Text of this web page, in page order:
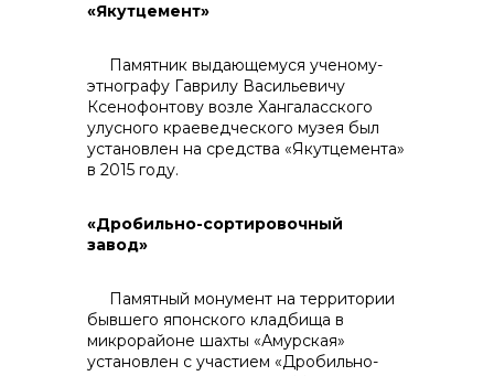
+7 (423) 234 50 50
info@vostokcement.ru
«Якутцемент»
Памятник выдающемуся ученому-
этнографу Гаврилу Васильевичу
Ксенофонтову возле Хангаласского
улусного краеведческого музея был
установлен на средства «Якутцемента»
в 2015 году.
«Дробильно-сортировочный
завод»
Памятный монумент на территории
бывшего японского кладбища в
микрорайоне шахты «Амурская»
установлен с участием «Дробильно-